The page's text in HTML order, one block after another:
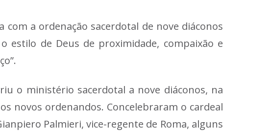
com a ordenação sacerdotal de nove diáconos
estilo de Deus de proximidade, compaixão e
o ministério sacerdotal a nove diáconos, na
novos ordenandos. Concelebraram o cardeal
Palmieri, vice-regente de Roma, alguns